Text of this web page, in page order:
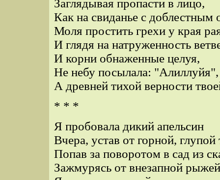
Заглядывая пропасти в лицо,
Как на свиданье с доблестным
Моля простить грехи у края
И глядя на натруженность
И корни обнаженные целуя,
Не небу посылала: "Алиллуйя",
А древней тихой верности
* * *
Я пробовала дикий апельсин
Вчера, устав от горной, глупой
Попав за поворотом в сад из
Зажмурясь от внезапной